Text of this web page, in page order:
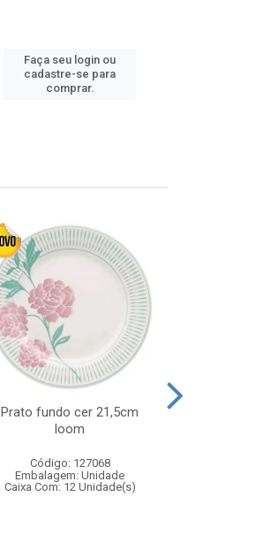
Faça seu login ou
cadastre-se para
comprar.
Prato fundo cer 21,5cm
loom
Código: 127068
Embalagem: Unidade
Caixa Com: 12 Unidade(s)